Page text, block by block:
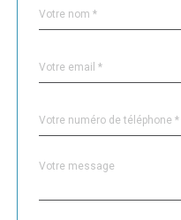
par
*
*
*
Fieldset
défaut
Message
*